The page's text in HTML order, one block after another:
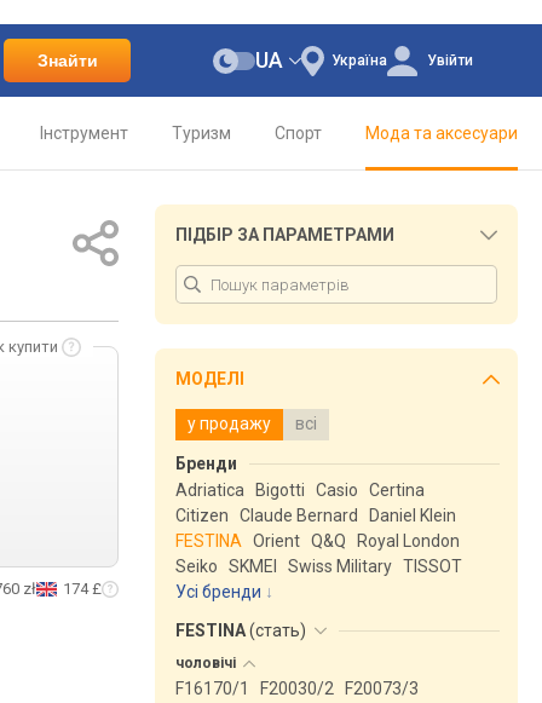
Знайти Україна
UA Увійти
Інструмент Туризм Спорт Мода та аксесуари
купити
zł 174 £
ПІДБІР ЗА ПАРАМЕТРАМИ
МОДЕЛІ
у продажу всі
Бренди
Adriatica
Bigotti Casio
Certina
Citizen
Claude Bernard
Daniel Klein
FESTINA
Orient Q&Q
Royal London
Seiko
SKMEI Swiss Military TISSOT
Усі бренди
FESTINA(стать)
чоловічі
F16170/1 F20030/2
F20073/3